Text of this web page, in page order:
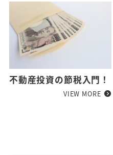
不動産投資の節税入門！
VIEW MORE